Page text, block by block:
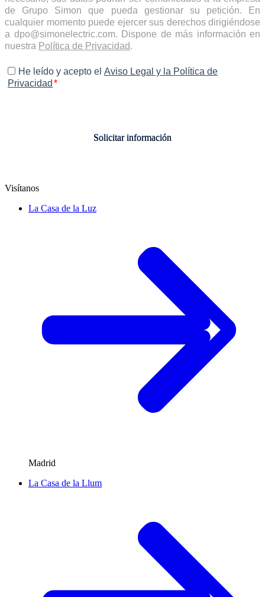
de Grupo Simon que pueda gestionar su petición. En
cualquier momento puede ejercer sus derechos dirigiéndose
a dpo@simonelectric.com. Dispone de más información en
nuestra Política de Privacidad.
He leído y acepto el Aviso Legal y la Política de
Privacidad *
Visítanos
La Casa de la Luz
Madrid
La Casa de la Llum